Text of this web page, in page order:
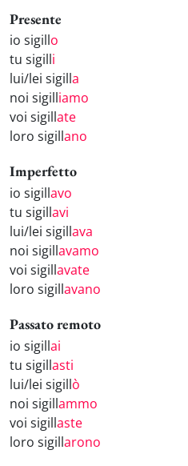
Presente
io sigillo
tu sigilli
lui/lei sigilla
noi sigilliamo
voi sigillate
loro sigillano
Imperfetto
io sigillavo
tu sigillavi
lui/lei sigillava
noi sigillavamo
voi sigillavate
loro sigillavano
Passato remoto
io sigillai
tu sigillasti
lui/lei sigillò
noi sigillammo
voi sigillaste
loro sigillarono